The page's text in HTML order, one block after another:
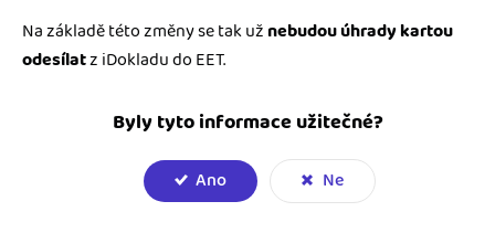
Na základě této změny se tak užnebudou úhrady kartou
odesílatz iDokladu do EET.
Byly tyto informace užitečné?
Ano Ne